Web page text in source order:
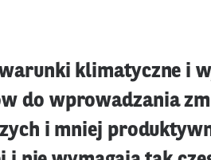
klimatyczne i
do wprowadzania
i mniej